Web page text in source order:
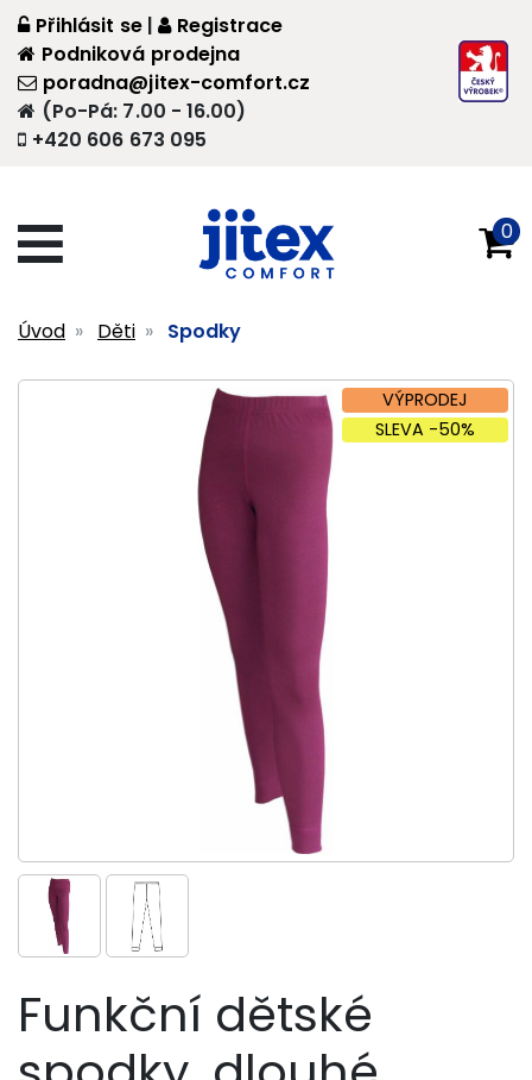
+420 606 673 095
(Po-Pá: 7.00 - 16.00)
poradna@jitex-comfort.cz
Přihlásit se |
Registrace
Podniková prodejna
0
Úvod Děti Spodky
VÝPRODEJ
SLEVA -50%
Funkční dětské